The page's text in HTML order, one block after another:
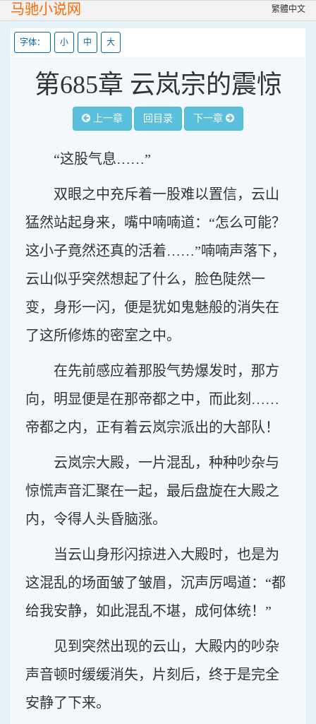
马驰小说网 繁體中文
字体： 小 中 大
第685章 云岚宗的震惊
上一章 回目录 下一章
“这股气息……”
双眼之中充斥着一股难以置信，云山
猛然站起身来，嘴中喃喃道：“怎么可能？
这小子竟然还真的活着……”喃喃声落下，
云山似乎突然想起了什么，脸色陡然一
变，身形一闪，便是犹如鬼魅般的消失在
了这所修炼的密室之中。
在先前感应着那股气势爆发时，那方
向，明显便是在那帝都之中，而此刻……
帝都之内，正有着云岚宗派出的大部队！
云岚宗大殿，一片混乱，种种吵杂与
惊慌声音汇聚在一起，最后盘旋在大殿之
内，令得人头昏脑涨。
当云山身形闪掠进入大殿时，也是为
这混乱的场面皱了皱眉，沉声厉喝道：“都
给我安静，如此混乱不堪，成何体统！”
见到突然出现的云山，大殿内的吵杂
声音顿时缓缓消失，片刻后，终于是完全
安静了下来。